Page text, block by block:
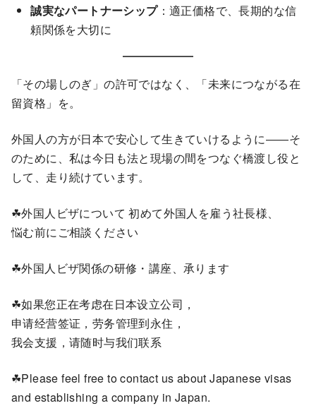
誠実なパートナーシップ：適正価格で、長期的な信
頼関係を大切に
「その場しのぎ」の許可ではなく、「未来につながる在
留資格」を。
外国人の方が日本で安心して生きていけるように――そ
のために、私は今日も法と現場の間をつなぐ橋渡し役と
して、走り続けています。
☘外国人ビザについて 初めて外国人を雇う社長様、
悩む前にご相談ください
☘外国人ビザ関係の研修・講座、承ります
☘如果您正在考虑在日本设立公司，
申请经营签证，劳务管理到永住，
我会支援，请随时与我们联系
☘Please feel free to contact us about Japanese visas
and establishing a company in Japan.